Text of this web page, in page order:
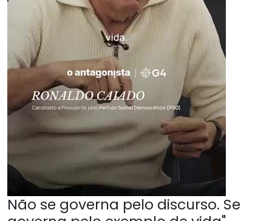
Não se governa pelo discurso. Se